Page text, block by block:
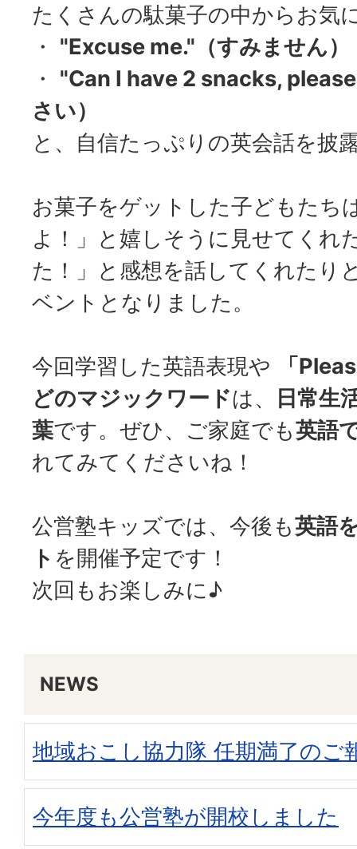
たくさんの駄菓子の中からお気
・ "Excuse me."（すみません）
・ "Can I have 2 snacks,
さい）
と、自信たっぷりの英会話を披
お菓子をゲットした子どもたち
よ！」と嬉しそうに見せてくれ
た！」と感想を話してくれたり
ベントとなりました。
今回学習した英語表現や
「
どのマジックワードは、
日常生
葉です。ぜひ、ご家庭でも英語
れてみてくださいね！
公営塾キッズでは、今後も英語
ト を開催予定です！
次回もお楽しみに♪
NEWS
地域おこし協力隊 任期満了のご
今年度も公営塾が開校しました